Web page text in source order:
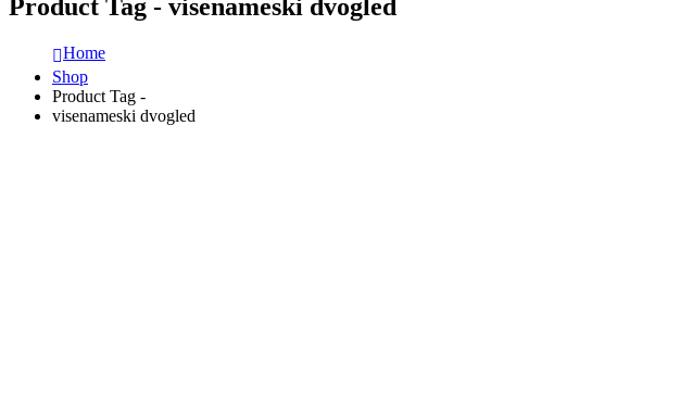
Product Tag - visenameski dvogled
Home
Shop
Product Tag -
visenameski dvogled